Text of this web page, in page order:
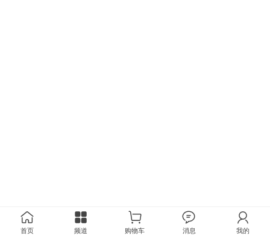
首页 频道 购物车 消息 我的